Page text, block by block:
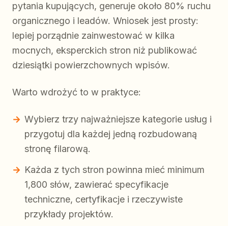
pytania kupujących, generuje około 80% ruchu
organicznego i leadów. Wniosek jest prosty:
lepiej porządnie zainwestować w kilka
mocnych, eksperckich stron niż publikować
dziesiątki powierzchownych wpisów.
Warto wdrożyć to w praktyce:
Wybierz trzy najważniejsze kategorie usług i
przygotuj dla każdej jedną rozbudowaną
stronę filarową.
Każda z tych stron powinna mieć minimum
1,800 słów, zawierać specyfikacje
techniczne, certyfikacje i rzeczywiste
przykłady projektów.